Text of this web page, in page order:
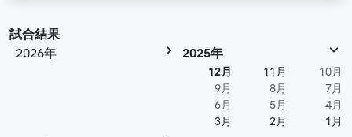
試合結果
2026年
2025年
12月 11月
10月
9月
8月
7月
6月
5月
4月
3月
2月 1月